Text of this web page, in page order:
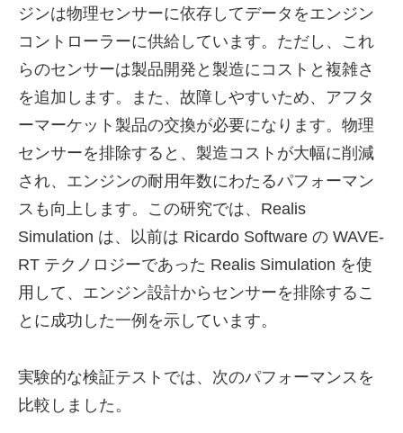
ジンは物理センサーに依存してデータをエンジン
コントローラーに供給しています。ただし、これ
らのセンサーは製品開発と製造にコストと複雑さ
を追加します。また、故障しやすいため、アフタ
ーマーケット製品の交換が必要になります。物理
センサーを排除すると、製造コストが大幅に削減
され、エンジンの耐用年数にわたるパフォーマン
スも向上します。この研究では、Realis
Simulation は、以前は Ricardo Software の WAVE-
RT テクノロジーであった Realis Simulation を使
用して、エンジン設計からセンサーを排除するこ
とに成功した一例を示しています。
実験的な検証テストでは、次のパフォーマンスを
比較しました。